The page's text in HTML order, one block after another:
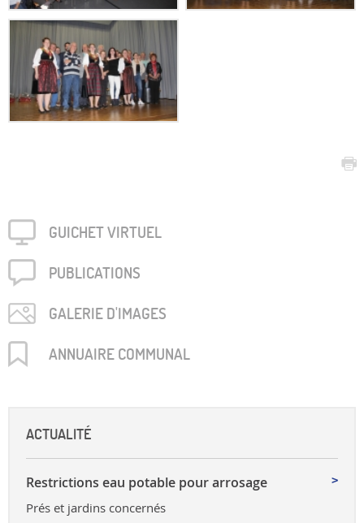
GUICHET VIRTUEL
PUBLICA­TIONS
GALERIE D'IMAGES
ANNUAIRE COMMUNAL
ACTUALITÉ
Restrictions eau potable pour arrosage
Prés et jardins concernés